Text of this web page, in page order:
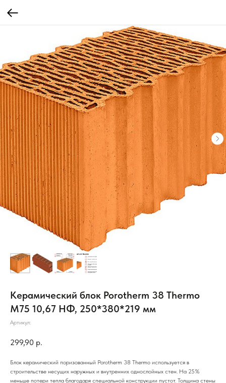
Керамический блок Porotherm 38 Thermo
М75 10,67 НФ, 250*380*219 мм
Артикул:
299,90 р.
Блок керамический поризованный Porotherm 38 Thermo используется в
строительстве несущих наружных и внутренних однослойных стен. На 25%
меньше потери тепла благодаря специальной конструкции пустот. Толщина стены